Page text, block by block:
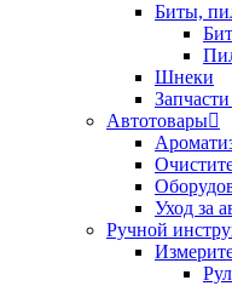
Биты,
Шнеки
Автотовары
Уход за
Ручной